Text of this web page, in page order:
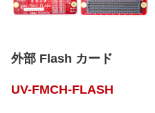
外部 Flash カード
UV-FMCH-FLASH